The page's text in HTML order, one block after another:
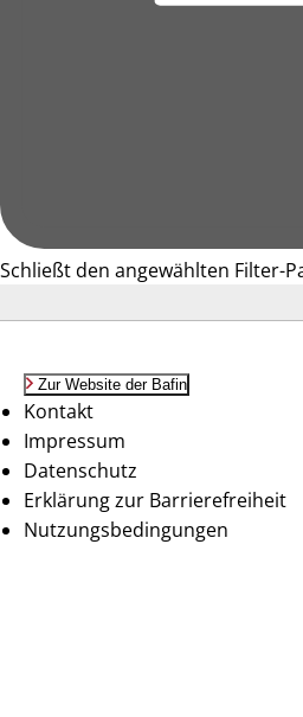
Schließt den angewählten Filter-
Zur Website der Bafin
Kontakt
Impressum
Datenschutz
Erklärung zur Barrierefreiheit
Nutzungsbedingungen